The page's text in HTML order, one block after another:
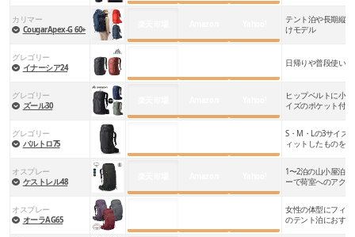
カリマー
CougarApex-G 60+
テント泊や長期縦
けモデル
グレゴリー
イナーシア24
日帰りや普段使い
グレゴリー
ズール30
ヒップベルトに小
イズのポケット付き
グレゴリー
バルトロ75
S・M・Lの3サイズ
ィットしたものを
オスプレー
ケストレル48
1〜2泊の山小屋泊
ーで荷室へのアク
オスプレー
オーラAG65
女性の体型にフィ
のテント泊におすす